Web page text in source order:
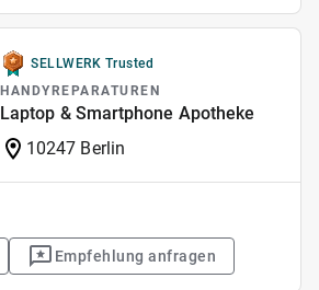
SELLWERK Trusted
HANDYREPARATUREN
Laptop & Smartphone Apotheke
10247 Berlin
Empfehlung anfragen